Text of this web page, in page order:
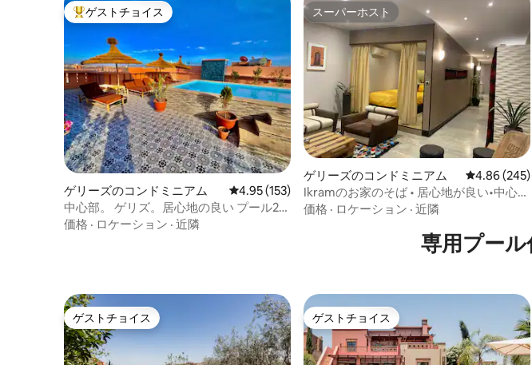
大好評のゲストチョイスです。
ゲストチョイス
ゲリーズのコンドミニアム レビュー153件、5つ星中4.95つ星の平均評価
4.95 (153)
中心部。 ゲリズ。居心地の良い プール2
つ/サウナ/ハマム
価格 · ロケーション · 近隣
スーパーホスト
スーパーホスト
ゲリーズのコンドミニアム レビュー
4.86 (245)
Ikramのお家のそば • 居心地が良い•中心部
•光ファイバー
価格 · ロケーション · 近隣
専用プー
ゲストチョイス
ゲストチョイス ゲストチョイス
ゲストチョイス